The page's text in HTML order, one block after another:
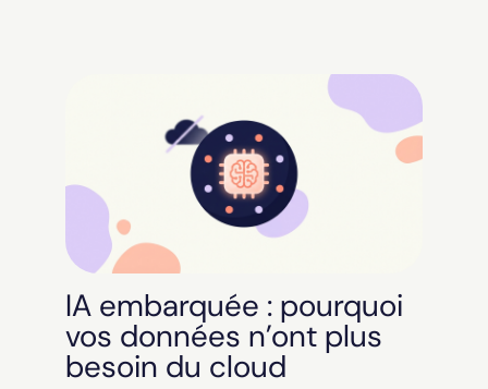
IA embarquée : pourquoi
vos données n’ont plus
besoin du cloud